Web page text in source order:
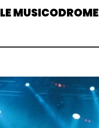
LE MUSICODROME